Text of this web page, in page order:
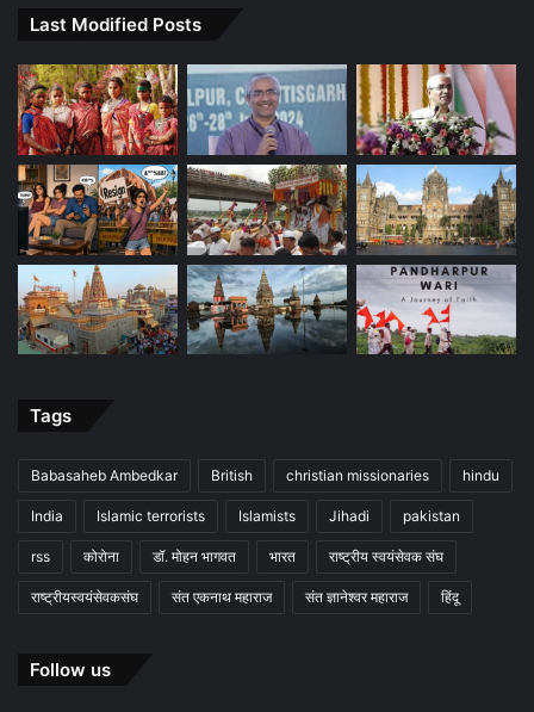
Last Modified Posts
Tags
Babasaheb Ambedkar British christian missionaries hindu
India Islamic terrorists Islamists Jihadi pakistan
rss कोरोना डॉ. मोहन भागवत भारत राष्ट्रीय स्वयंसेवक संघ
राष्ट्रीयस्वयंसेवकसंघ संत एकनाथ महाराज संत ज्ञानेश्वर महाराज हिंदू
Follow us